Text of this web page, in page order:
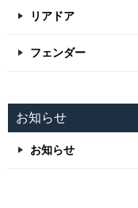
リアドア
フェンダー
お知らせ
お知らせ